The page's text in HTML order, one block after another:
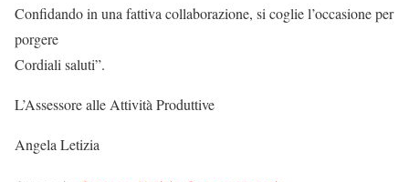
Confidando in una fattiva collaborazione, si coglie l’occasione per
porgere
Cordiali saluti”.
L’Assessore alle Attività Produttive
Angela Letizia